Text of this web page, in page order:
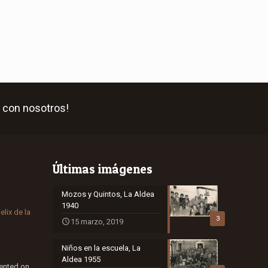
con nosotros!
de la
Últimas imágenes
3
Mozos y Quintos, La Aldea
1940
15 marzo, 2019
Niños en la escuela, La
Aldea 1955